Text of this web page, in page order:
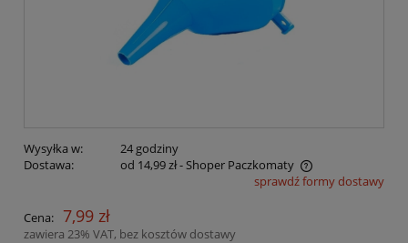
Wysyłka w:
24 godziny
Dostawa:
od 14,99 zł- Shoper Paczkomaty
Cena nie zawiera ewentualnych kosztów płatnościsprawdź formy dostawy
Cena: 7,99 zł
zawiera 23% VAT, bez kosztów dostawy